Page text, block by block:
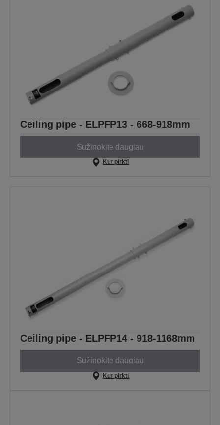
Ceiling pipe - ELPFP13 - 668-918mm
Sužinokite daugiau
Kur pirkti
Ceiling pipe - ELPFP14 - 918-1168mm
Sužinokite daugiau
Kur pirkti